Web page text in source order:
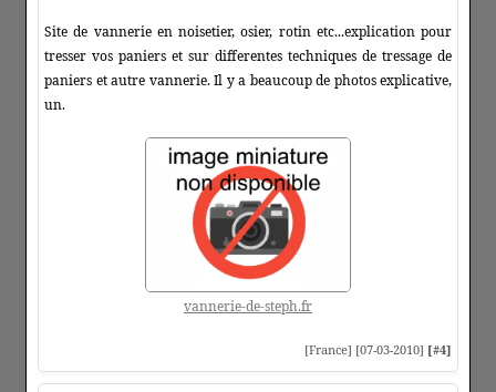
Site de vannerie en noisetier, osier, rotin etc...explication pour
tresser vos paniers et sur differentes techniques de tressage de
paniers et autre vannerie. Il y a beaucoup de photos explicative,
un.
vannerie-de-steph.fr
[France] [07-03-2010] [#4]